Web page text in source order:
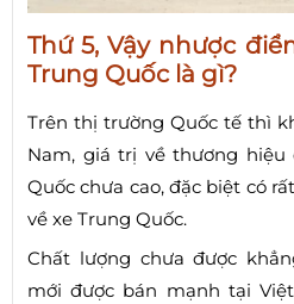
Thứ 5, Vậy nhược
Trung Quốc là gì?
Trên thị trường Quốc tế thì
Nam, giá trị về thương hiệu
Quốc chưa cao, đặc biệt có
về xe Trung Quốc.
Chất lượng chưa được
mới được bán mạnh tại